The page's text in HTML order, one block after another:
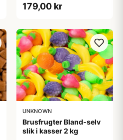
179,00 kr
UNKNOWN
Brusfrugter Bland-selv
slik i kasser 2 kg